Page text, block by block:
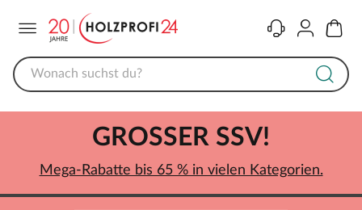
KontaktKonto
GROSSER SSV!
Mega-Rabatte bis 65 % in vielen Kategorien.